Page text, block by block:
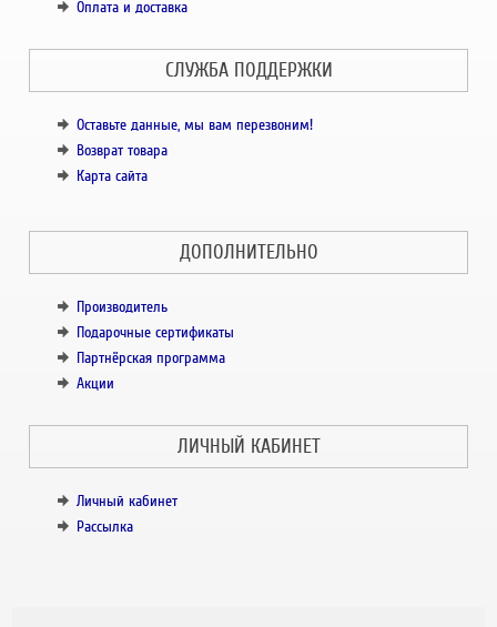
Оплата и доставка
СЛУЖБА ПОДДЕРЖКИ
Оставьте данные, мы вам перезвоним!
Возврат товара
Карта сайта
ДОПОЛНИТЕЛЬНО
Производитель
Подарочные сертификаты
Партнёрская программа
Акции
ЛИЧНЫЙ КАБИНЕТ
Личный кабинет
Рассылка